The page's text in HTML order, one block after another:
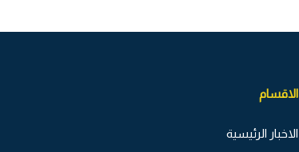
الاقسام
الاخبار الرئيسية